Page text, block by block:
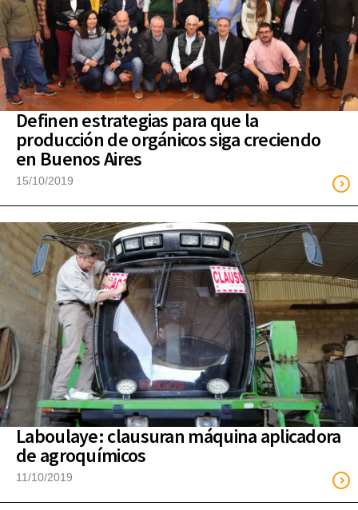
Definen estrategias para que la
producción de orgánicos siga creciendo
en Buenos Aires
15/10/2019
Laboulaye: clausuran máquina aplicadora
de agroquímicos
11/10/2019